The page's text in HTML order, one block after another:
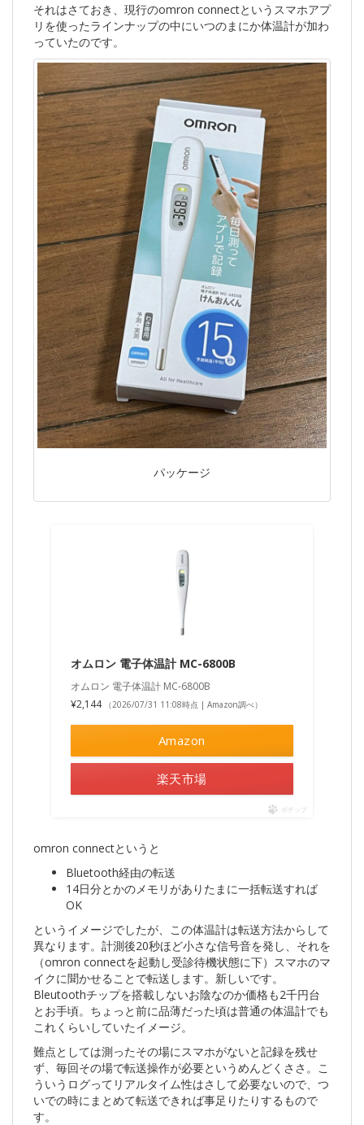
それはさておき、現行のomron connectというスマホアプ
リを使ったラインナップの中にいつのまにか体温計が加わ
っていたのです。
パッケージ
オムロン 電子体温計 MC-6800B
オムロン 電子体温計 MC-6800B
¥2,144 （2026/07/31 11:08時点 | Amazon調べ）
Amazon
楽天市場
ポチップ
omron connectというと
Bluetooth経由の転送
14日分とかのメモリがありたまに一括転送すれば
OK
というイメージでしたが、この体温計は転送方法からして
異なります。計測後20秒ほど小さな信号音を発し、それを
（omron connectを起動し受診待機状態に下）スマホのマ
イクに聞かせることで転送します。新しいです。
Bleutoothチップを搭載しないお陰なのか価格も2千円台
とお手頃。ちょっと前に品薄だった頃は普通の体温計でも
これくらいしていたイメージ。
難点としては測ったその場にスマホがないと記録を残せ
ず、毎回その場で転送操作が必要というめんどくささ。こ
ういうログってリアルタイム性はさして必要ないので、つ
いでの時にまとめて転送できれば事足りたりするもので
す。